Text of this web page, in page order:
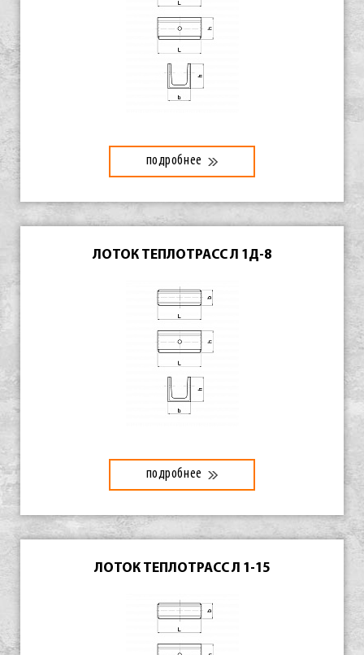
подробнее
ЛОТОК ТЕПЛОТРАСС Л 1Д-8
подробнее
ЛОТОК ТЕПЛОТРАСС Л 1-15